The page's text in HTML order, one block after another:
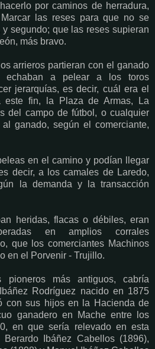
por caminos de herradura,
las reses para que no se
segundo; que las reses supieran
más bravo.
arrieros partieran con el ganado
echaban a pelear a los toros
jerarquías, es decir, cuál era el
este fin, la Plaza de Armas, La
del campo de fútbol, o cualquier
ganado, según el comerciante,
en el camino y podían llegar
decir, a los camales de Laredo,
la demanda y la transacción
heridas, flacas o débiles, eran
en amplios corrales
que los comerciantes Machinos
en el Porvenir - Trujillo.
pioneros más antiguos, cabría
Rodríguez nacido en 1875
con sus hijos en la Hacienda de
ganadero en Mache entre los
en que sería relevado en esta
Ibáñez Cabellos (1896),